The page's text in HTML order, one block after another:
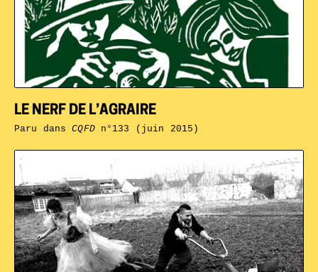
LE NERF DE L’AGRAIRE
Paru dansCQFDn°133 (juin 2015)